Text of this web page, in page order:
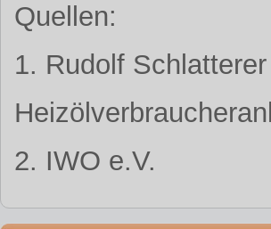
Quellen:
1. Rudolf
2. IWO e.V.